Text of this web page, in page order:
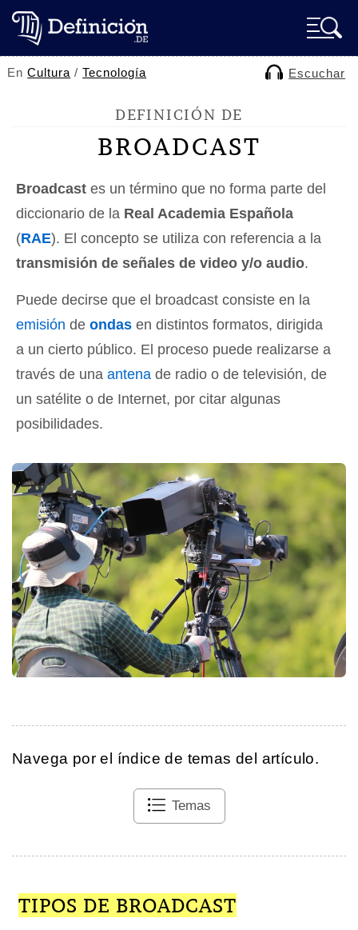
EnCultura /Tecnología Escuchar
DEFINICIÓN DE
BROADCAST
Broadcast es un término que no forma parte del
diccionario de la Real Academia Española
(RAE). El concepto se utiliza con referencia a la
transmisión de señales de video y/o audio.
Puede decirse que el broadcast consiste en la
emisión de ondas en distintos formatos, dirigida
a un cierto público. El proceso puede realizarse a
través de una antena de radio o de televisión, de
un satélite o de Internet, por citar algunas
posibilidades.
Navega por el índice de temas del artículo.
Temas
TIPOS DE BROADCAST